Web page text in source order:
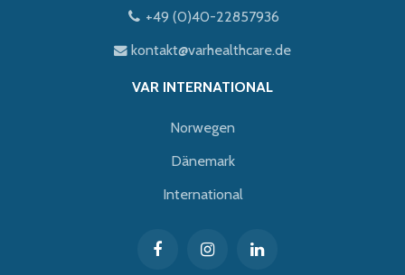
+49 (0)40-22857936
kontakt@varhealthcare.de
VAR INTERNATIONAL
Norwegen
Dänemark
International